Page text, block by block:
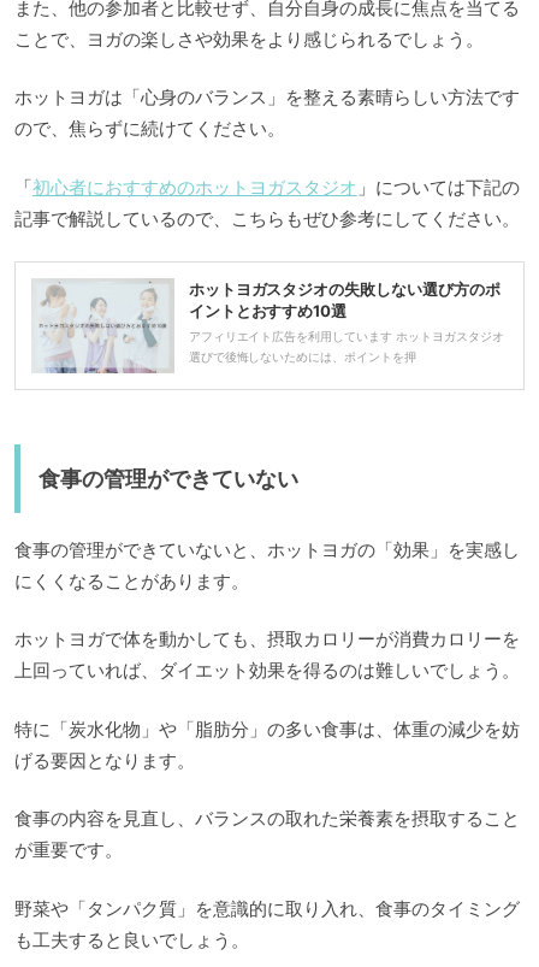
また、他の参加者と比較せず、自分自身の成長に焦点を当てる
ことで、ヨガの楽しさや効果をより感じられるでしょう。
ホットヨガは「心身のバランス」を整える素晴らしい方法です
ので、焦らずに続けてください。
「初心者におすすめのホットヨガスタジオ 」については下記の
記事で解説しているので、こちらもぜひ参考にしてください。
ホットヨガスタジオの失敗しない選び方のポ
イントとおすすめ10選
アフィリエイト広告を利用しています ホットヨガスタジオ
選びで後悔しないためには、ポイントを押
食事の管理ができていない
食事の管理ができていないと、ホットヨガの「効果」を実感し
にくくなることがあります。
ホットヨガで体を動かしても、摂取カロリーが消費カロリーを
上回っていれば、ダイエット効果を得るのは難しいでしょう。
特に「炭水化物」や「脂肪分」の多い食事は、体重の減少を妨
げる要因となります。
食事の内容を見直し、バランスの取れた栄養素を摂取すること
が重要です。
野菜や「タンパク質」を意識的に取り入れ、食事のタイミング
も工夫すると良いでしょう。